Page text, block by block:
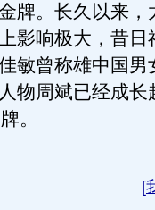
牌。长久以来，
影响极大，昔日
敏曾称雄中国
物周斌已经成长
。
[